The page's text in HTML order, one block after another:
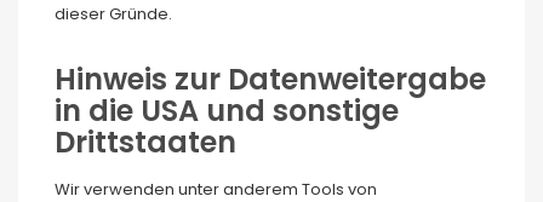
dieser Gründe.
Hinweis zur Datenweitergabe
in die USA und sonstige
Drittstaaten
Wir verwenden unter anderem Tools von